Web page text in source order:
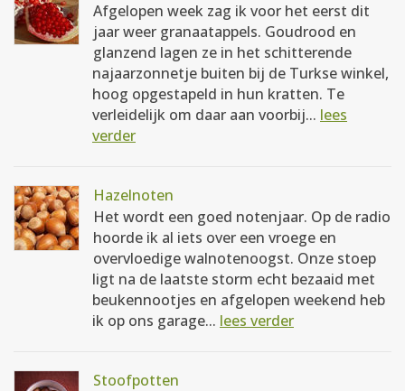
Afgelopen week zag ik voor het eerst dit
jaar weer granaatappels. Goudrood en
glanzend lagen ze in het schitterende
najaarzonnetje buiten bij de Turkse winkel,
hoog opgestapeld in hun kratten. Te
verleidelijk om daar aan voorbij... lees
verder
Hazelnoten
Het wordt een goed notenjaar. Op de radio
hoorde ik al iets over een vroege en
overvloedige walnotenoogst. Onze stoep
ligt na de laatste storm echt bezaaid met
beukennootjes en afgelopen weekend heb
ik op ons garage... lees verder
Stoofpotten